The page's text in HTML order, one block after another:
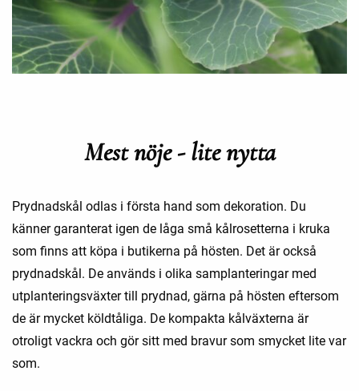
Mest nöje - lite nytta
Prydnadskål odlas i första hand som dekoration. Du
känner garanterat igen de låga små kålrosetterna i kruka
som finns att köpa i butikerna på hösten. Det är också
prydnadskål. De används i olika samplanteringar med
utplanteringsväxter till prydnad, gärna på hösten eftersom
de är mycket köldtåliga. De kompakta kålväxterna är
otroligt vackra och gör sitt med bravur som smycket lite var
som.